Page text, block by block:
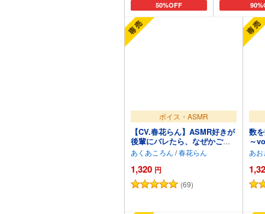
50%OFF
カートに追加 カー
ボイス・ASMR
【CV.春花らん】ASMR好きが
後輩にバレたら、なぜかご奉
仕が始まった〜耳かき・囁
き・添い寝ASMR〜
あくあころん /春花らん
1,320 円
(69)
数
～
玄】
あ